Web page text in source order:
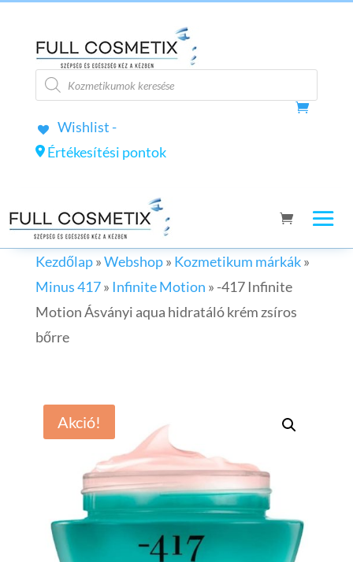
Products
search
Wishlist -
Értékesítési pontok
Kezdőlap»Webshop» Kozmetikum márkák»
Minus 417» Infinite Motion » -417 Infinite
Motion Ásványi aqua hidratáló krém zsíros
bőrre
Akció!